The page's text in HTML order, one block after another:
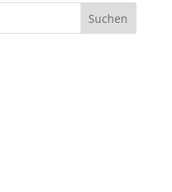
Suchen